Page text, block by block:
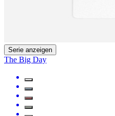
Serie anzeigen
The Big Day